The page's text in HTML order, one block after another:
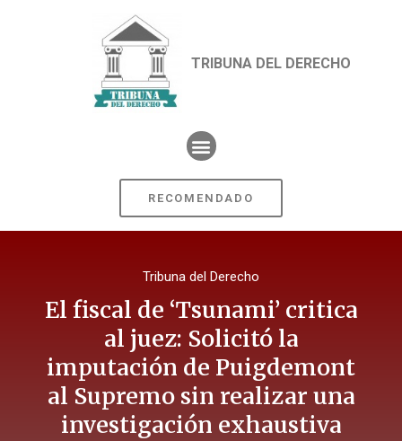
TRIBUNA DEL DERECHO
RECOMENDADO
Tribuna del Derecho
El fiscal de ‘Tsunami’ critica
al juez: Solicitó la
imputación de Puigdemont
al Supremo sin realizar una
investigación exhaustiva